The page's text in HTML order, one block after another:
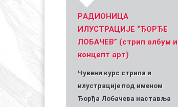
PАДИОНИЦА
ИЛУСТРАЦИЈЕ “ЂОРЂЕ
ЛОБАЧЕВ” (стрип албум и
концепт арт)
Чувени курс стрипа и
илустрације под именом
Ђорђа Лобачева наставља